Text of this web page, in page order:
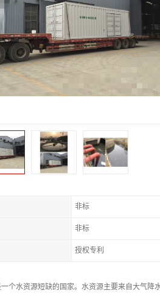
非标
非标
授权专利
个水资源短缺的国家。水资源主要来自大气降